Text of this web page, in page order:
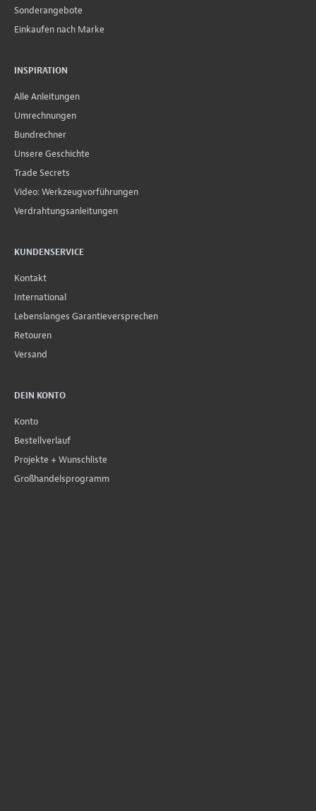
Sonderangebote
Einkaufen nach Marke
INSPIRATION
Alle Anleitungen
Umrechnungen
Bundrechner
Unsere Geschichte
Trade Secrets
Video: Werkzeugvorführungen
Verdrahtungsanleitungen
KUNDENSERVICE
Kontakt
International
Lebenslanges Garantieversprechen
Retouren
Versand
DEIN KONTO
Konto
Bestellverlauf
Projekte + Wunschliste
Großhandelsprogramm